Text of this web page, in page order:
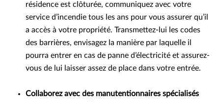
résidence est clôturée, communiquez avec votre
service d’incendie tous les ans pour vous assurer qu’il
a accès à votre propriété. Transmettez-lui les codes
des barrières, envisagez la manière par laquelle il
pourra entrer en cas de panne d’électricité et assurez-
vous de lui laisser assez de place dans votre entrée.
Collaborez avec des manutentionnaires spécialisés